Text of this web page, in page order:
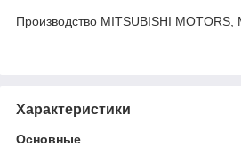
Производство MITSUBISHI MOTORS,
Характеристики
Основные